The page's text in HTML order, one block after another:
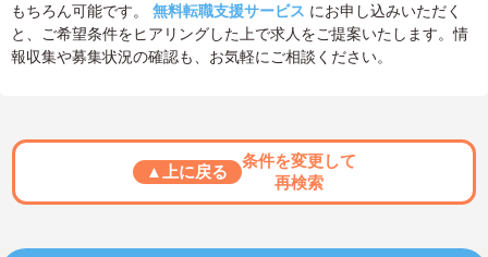
もちろん可能です。 無料転職支援サービス にお申し込みいただく
と、ご希望条件をヒアリングした上で求人をご提案いたします。情
報収集や募集状況の確認も、お気軽にご相談ください。
▲上に戻る
条件を変更して
再検索